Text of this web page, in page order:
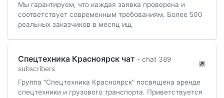
Мы гарантируем, что каждая заявка проверена и
соответствует современным требованиям. Более 500
реальных заказчиков в месяц ищ
Спецтехника Красноярск чат - chat 389
subscribers
Группа "Спецтехника Красноярск" посвящена аренде
спецтехники и грузового транспорта. Приветствуется